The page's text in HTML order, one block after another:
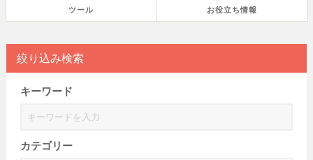
ツール お役立ち情報
絞り込み検索
キーワード
カテゴリー